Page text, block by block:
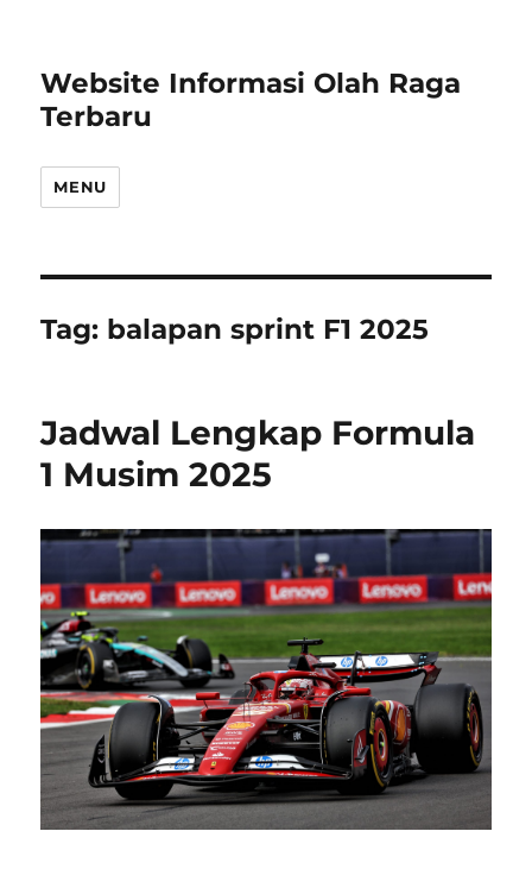
Website Informasi Olah Raga
Terbaru
MENU
Tag: balapan sprint F1 2025
Jadwal Lengkap Formula
1 Musim 2025